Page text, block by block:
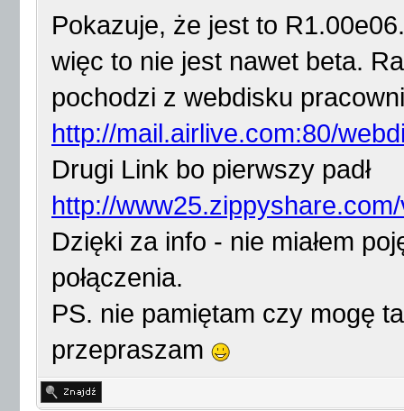
Pokazuje, że jest to
więc to nie jest nawet beta.
pochodzi z webdisku
http://mail.airlive.com:80/
Drugi Link bo pierwszy padł
http://
Dzięki za info - nie miałem
połączenia.
PS. nie pamiętam czy mogę
przepraszam